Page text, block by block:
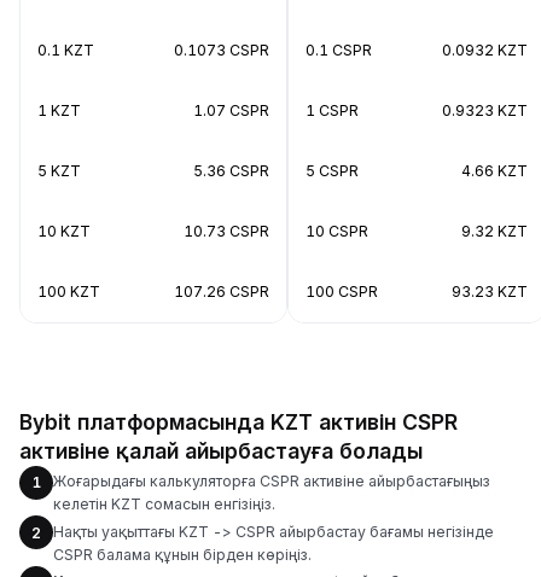
0.1 KZT 0.1073 CSPR
1 KZT 1.07 CSPR
5 KZT 5.36 CSPR
10 KZT 10.73 CSPR
100 KZT 107.26 CSPR
0.1 CSPR 0.0932 KZT
1 CSPR 0.9323 KZT
5 CSPR 4.66 KZT
10 CSPR 9.32 KZT
100 CSPR 93.23 KZT
Bybit платформасында KZT активін CSPR
активіне қалай айырбастауға болады
1
Жоғарыдағы калькуляторға CSPR активіне айырбастағыңыз
келетін KZT сомасын енгізіңіз.
2
Нақты уақыттағы KZT -> CSPR айырбастау бағамы негізінде
CSPR балама құнын бірден көріңіз.